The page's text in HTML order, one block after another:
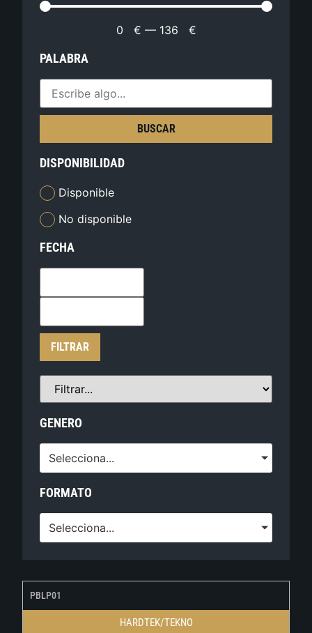
0 € — 136 €
PALABRA
BUSCAR
DISPONIBILIDAD
Disponible
No disponible
FECHA
FILTRAR
GENERO
Selecciona...
FORMATO
Selecciona...
PBLP01
HARDTEK/TEKNO